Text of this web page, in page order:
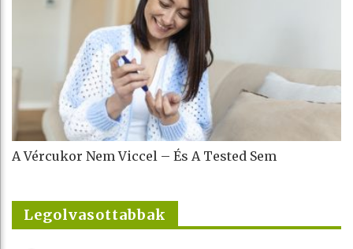
A Vércukor Nem Viccel – És A Tested Sem
Legolvasottabbak